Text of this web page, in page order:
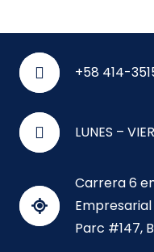
+58 414-
LUNES –
Carrera 6
Empresarial
Parc #147,